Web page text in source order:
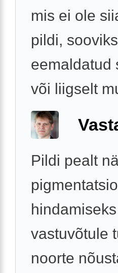
mis ei ole
pildi,
eemaldatud
või liigselt
Pildi pealt
vastuvõtule
noorte